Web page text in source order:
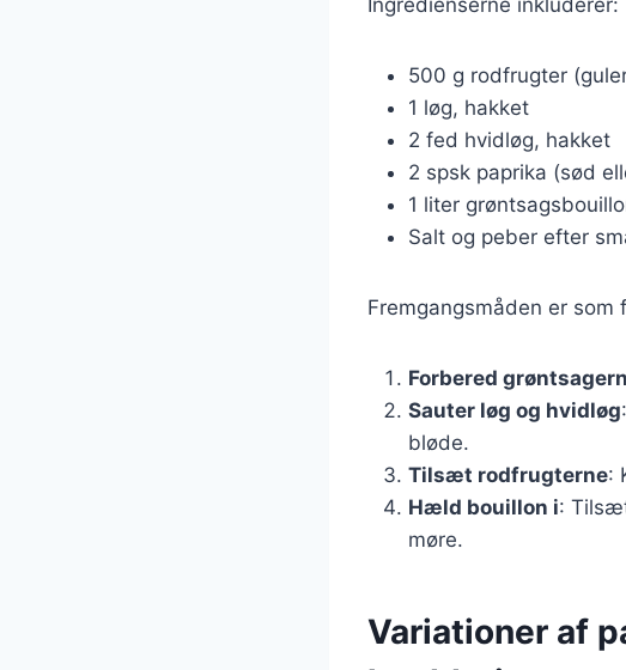
500 g rodfrugter
1 løg, hakket
2 fed hvidløg, hakket
2 spsk paprika (sød
1 liter
Salt og peber efter
Fremgangsmåden er som
Forbered
Sauter løg og hvidløg
bløde.
Tilsæt rodfrugterne:
Hæld bouillon i:
møre.
Variationer af